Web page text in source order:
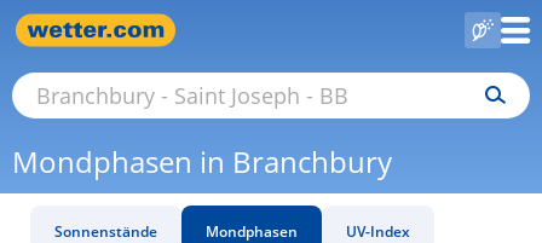
Mondphasen in Branchbury
Sonnenstände Mondphasen UV-Index